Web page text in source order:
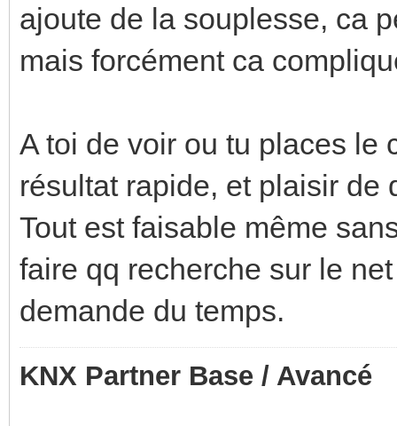
ajoute de la souplesse, ca
mais forcément ca
A toi de voir ou tu places le
résultat rapide, et plaisir de
Tout est faisable même
faire qq recherche sur le
demande du temps.
KNX Partner Base / Avancé